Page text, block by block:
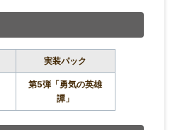
実装パック
第5弾「勇気の英雄
譚」